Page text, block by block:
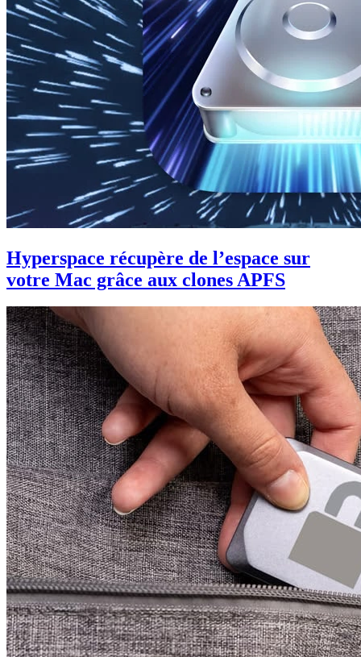
Hyperspace récupère de l’espace sur
votre Mac grâce aux clones APFS